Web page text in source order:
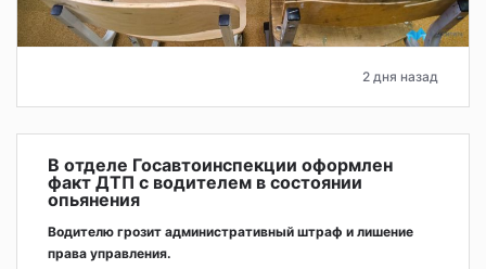
2 дня назад
В отделе Госавтоинспекции оформлен
факт ДТП с водителем в состоянии
опьянения
Водителю грозит административный штраф и лишение
права управления.